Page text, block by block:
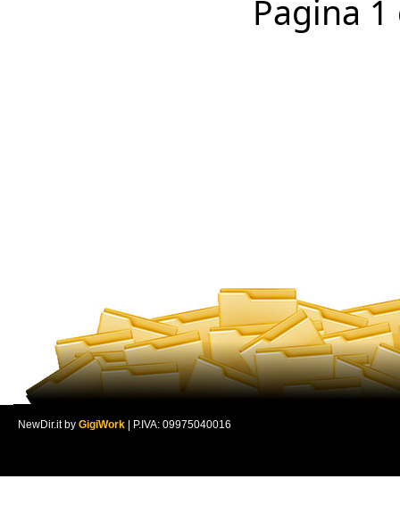
Pagina
NewDir.it by GigiWork | P.IVA: 09975040016